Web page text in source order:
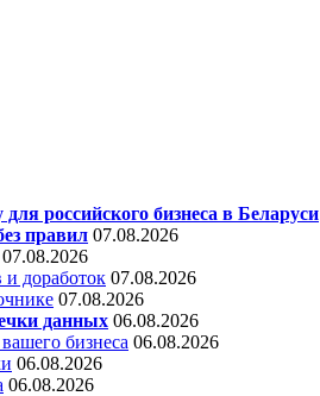
российского бизнеса в Беларуси
правил 07.08.2026
07.08.2026
доработок 07.08.2026
07.08.2026
данных 06.08.2026
бизнеса 06.08.2026
06.08.2026
06.08.2026